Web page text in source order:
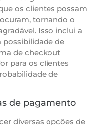
os clientes possam
tornando o
Isso inclui a
possibilidade de
de checkout
para os clientes
de
de pagamento
diversas opções de